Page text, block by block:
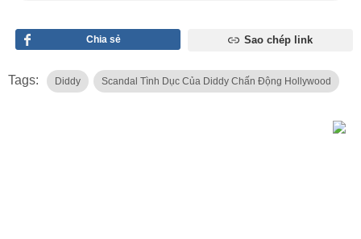
Chia sẻ Sao chép link
Tags: Diddy Scandal Tình Dục Của Diddy Chấn Động Hollywood